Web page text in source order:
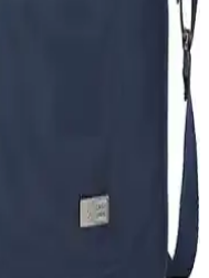
Çantaları: Güvenli
tasarım,
kullanıcılara güvenli
Dikkat
bilgisayar çantaları,
sağlar ve tarzınızı